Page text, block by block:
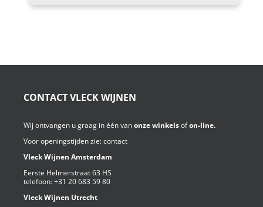
CONTACT VLECK WIJNEN
Wij ontvangen u graag in één vanonze winkelsofon-line.
Voor openingstijden zie:contact
Vleck Wijnen Amsterdam
Eerste Helmerstraat 63 HS
telefoon:+31 20 683 59 80
Vleck Wijnen Utrecht